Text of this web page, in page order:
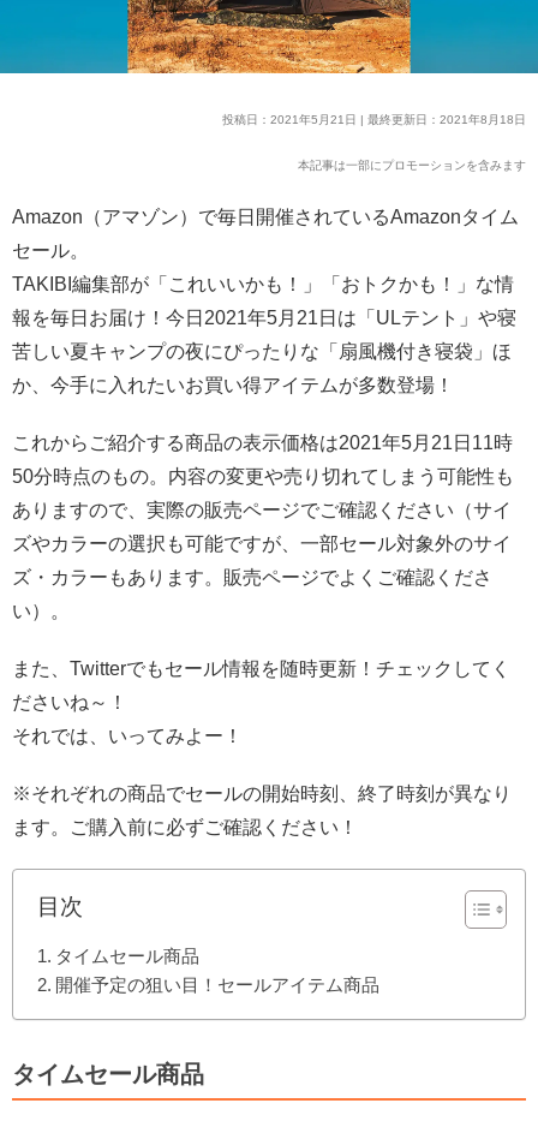
投稿日：2021年5月21日 | 最終更新日：2021年8月18日
本記事は一部にプロモーションを含みます
Amazon（アマゾン）で毎日開催されているAmazonタイム
セール。
TAKIBI編集部が「これいいかも！」「おトクかも！」な情
報を毎日お届け！今日2021年5月21日は「ULテント」や寝
苦しい夏キャンプの夜にぴったりな「扇風機付き寝袋」ほ
か、今手に入れたいお買い得アイテムが多数登場！
これからご紹介する商品の表示価格は2021年5月21日11時
50分時点のもの。内容の変更や売り切れてしまう可能性も
ありますので、実際の販売ページでご確認ください（サイ
ズやカラーの選択も可能ですが、一部セール対象外のサイ
ズ・カラーもあります。販売ページでよくご確認くださ
い）。
また、Twitterでもセール情報を随時更新！チェックしてく
ださいね～！
それでは、いってみよー！
※それぞれの商品でセールの開始時刻、終了時刻が異なり
ます。ご購入前に必ずご確認ください！
目次
タイムセール商品
開催予定の狙い目！セールアイテム商品
タイムセール商品